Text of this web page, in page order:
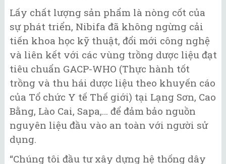
Lấy chất lượng sản phẩm là nòng cốt của
sự phát triển, Nibifa đã không ngừng cải
tiến khoa học kỹ thuật, đổi mới công nghệ
và liên kết với các vùng trồng dược liệu đạt
tiêu chuẩn GACP-WHO (Thực hành tốt
trồng và thu hái dược liệu theo khuyến cáo
của Tổ chức Y tế Thế giới) tại Lạng Sơn, Cao
Bằng, Lào Cai, Sapa,… để đảm bảo nguồn
nguyên liệu đầu vào an toàn với người sử
dụng.
“Chúng tôi đầu tư xây dựng hệ thống dây